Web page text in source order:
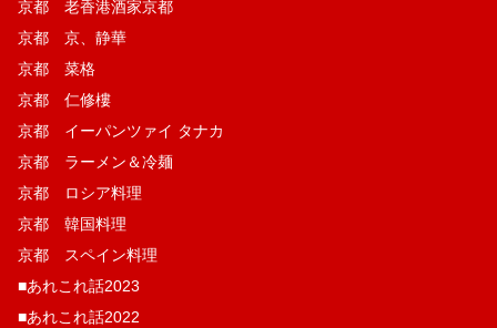
京都 老香港酒家京都
京都 京、静華
京都 菜格
京都 仁修樓
京都 イーパンツァイ タナカ
京都 ラーメン＆冷麺
京都 ロシア料理
京都 韓国料理
京都 スペイン料理
■あれこれ話2023
■あれこれ話2022